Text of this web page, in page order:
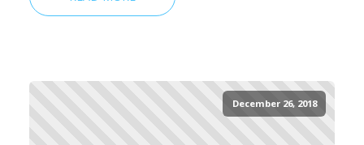
December 26, 2018